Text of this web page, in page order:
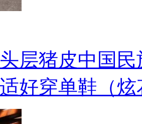
层猪皮中国
好穿单鞋（炫